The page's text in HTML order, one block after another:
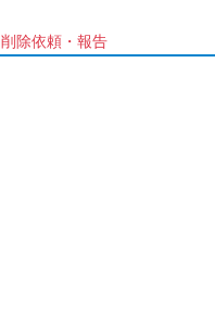
削除依頼・報告